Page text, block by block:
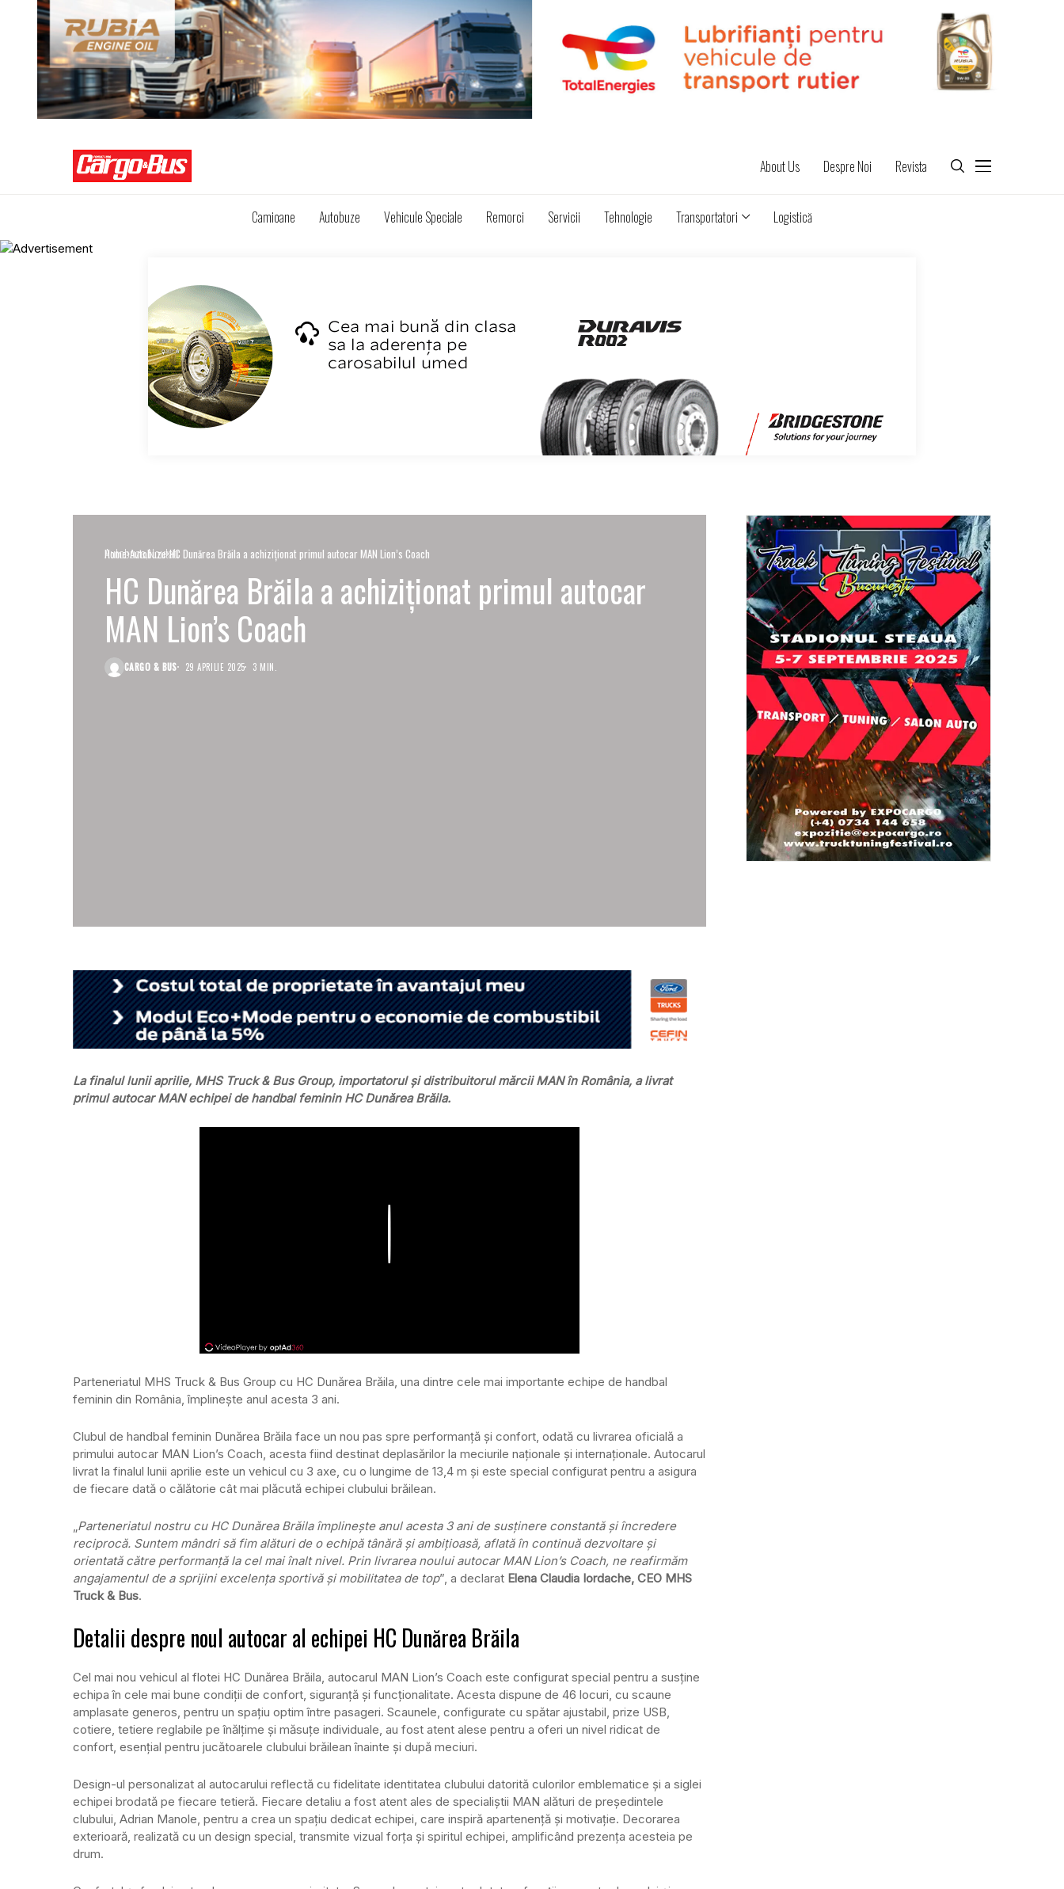
About Us Despre Noi Revista
Camioane Autobuze Vehicule Speciale Remorci Servicii Tehnologie Transportatori Logistică
Home Autobuze HC Dunărea Brăila a achiziționat primul autocar MAN Lion’s Coach
AutobuzeNoutati
HC Dunărea Brăila a achiziționat primul autocar
MAN Lion’s Coach
CARGO & BUS 29 APRILIE 2025 3 MIN.
La finalul lunii aprilie, MHS Truck & Bus Group, importatorul și distribuitorul mărcii MAN în România, a livrat
primul autocar MAN echipei de handbal feminin HC Dunărea Brăila.
Parteneriatul MHS Truck & Bus Group cu HC Dunărea Brăila, una dintre cele mai importante echipe de handbal
feminin din România, împlinește anul acesta 3 ani.
Clubul de handbal feminin Dunărea Brăila face un nou pas spre performanță și confort, odată cu livrarea oficială a
primului autocar MAN Lion’s Coach, acesta fiind destinat deplasărilor la meciurile naționale și internaționale. Autocarul
livrat la finalul lunii aprilie este un vehicul cu 3 axe, cu o lungime de 13,4 m și este special configurat pentru a asigura
de fiecare dată o călătorie cât mai plăcută echipei clubului brăilean.
Parteneriatul nostru cu HC Dunărea Brăila împlinește anul acesta 3 ani de susținere constantă și încredere
reciprocă. Suntem mândri să fim alături de o echipă tânără și ambițioasă, aflată în continuă dezvoltare și
orientată către performanță la cel mai înalt nivel. Prin livrarea noului autocar MAN Lion’s Coach, ne reafirmăm
angajamentul de a sprijini excelența sportivă și mobilitatea de top”, a declarat Elena Claudia Iordache, CEO MHS
Truck & Bus.
Detalii despre noul autocar al echipei HC Dunărea Brăila
Cel mai nou vehicul al flotei HC Dunărea Brăila, autocarul MAN Lion’s Coach este configurat special pentru a susține
echipa în cele mai bune condiții de confort, siguranță și funcționalitate. Acesta dispune de 46 locuri, cu scaune
amplasate generos, pentru un spațiu optim între pasageri. Scaunele, configurate cu spătar ajustabil, prize USB,
cotiere, tetiere reglabile pe înălțime și măsuțe individuale, au fost atent alese pentru a oferi un nivel ridicat de
confort, esențial pentru jucătoarele clubului brăilean înainte și după meciuri.
Design-ul personalizat al autocarului reflectă cu fidelitate identitatea clubului datorită culorilor emblematice și a siglei
echipei brodată pe fiecare tetieră. Fiecare detaliu a fost atent ales de specialiștii MAN alături de președintele
clubului, Adrian Manole, pentru a crea un spațiu dedicat echipei, care inspiră apartenență și motivație. Decorarea
exterioară, realizată cu un design special, transmite vizual forța și spiritul echipei, amplificând prezența acesteia pe
drum.